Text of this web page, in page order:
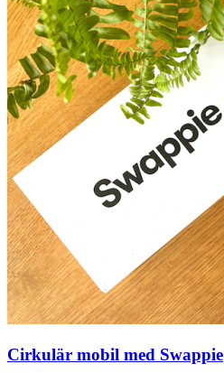
Cirkulär mobil med Swappie